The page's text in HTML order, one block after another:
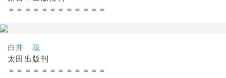
＝＝＝＝＝＝＝＝＝＝＝＝
白井 聡
太田出版刊
＝＝＝＝＝＝＝＝＝＝＝＝